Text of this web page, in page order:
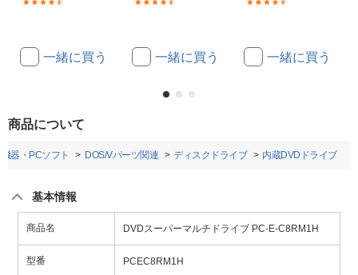
一緒に買う 一緒に買う 一緒に買う
商品について
器・PCソフト DOS/Vパーツ関連 ディスクドライブ 内蔵DVDドライブ
基本情報
商品名 DVDスーパーマルチドライブ PC-E-C8RM1H
型番 PCEC8RM1H